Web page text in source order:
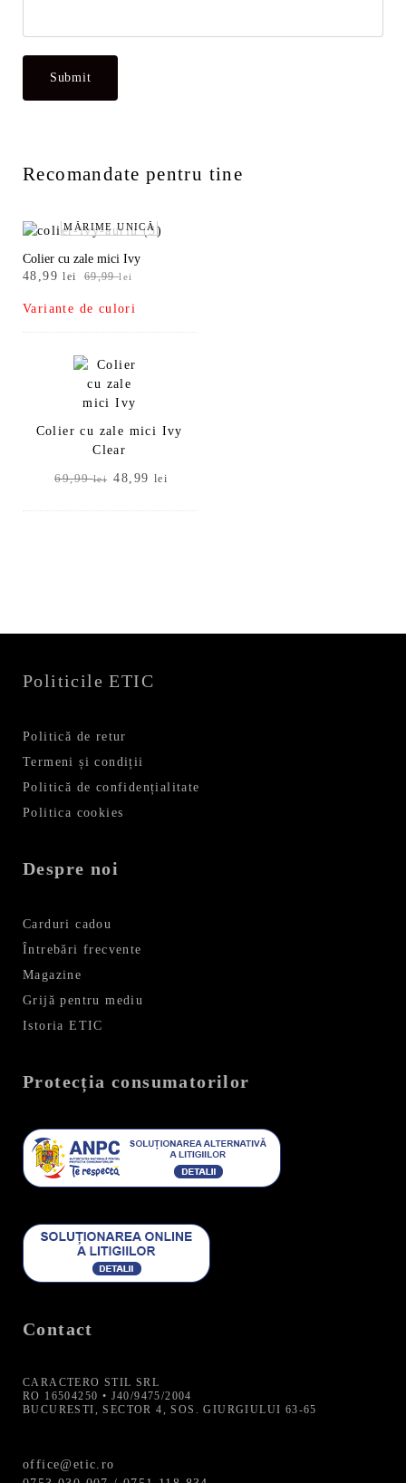
Recomandate pentru tine
MĂRIME UNICĂ
Colier cu zale mici Ivy
69,99lei
Prețul
a
fost:
48,99lei
Prețul
este:
48,99 lei.
Variante de culori
Colier cu zale mici Ivy
Clear
69,99lei Prețul
a
48,99 lei
este:
Politicile ETIC
Politică de retur
Termeni și condiții
Politică de confidențialitate
Politica cookies
Despre noi
Carduri cadou
Întrebări frecvente
Magazine
Grijă pentru mediu
Istoria ETIC
Protecția consumatorilor
Contact
CARACTERO STIL SRL
RO 16504250 • J40/9475/2004
BUCURESTI, SECTOR 4, SOS. GIURGIULUI 63-65
office@etic.ro